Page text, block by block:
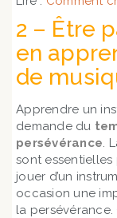
2 – Être
en
de
Apprendre un
demande du
persévérance.
sont
jouer d’un
occasion une
la